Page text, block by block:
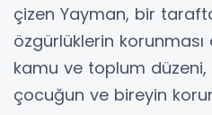
çizen Yayman, bir
özgürlüklerin
kamu ve toplum düzeni,
çocuğun ve bireyin